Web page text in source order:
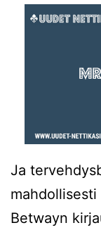
Ja
Betwayn